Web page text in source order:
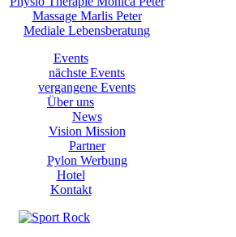
Massage Marlis Peter
Mediale Lebensberatung
Events
nächste Events
vergangene Events
Über uns
News
Vision Mission
Partner
Pylon Werbung
Hotel
Kontakt